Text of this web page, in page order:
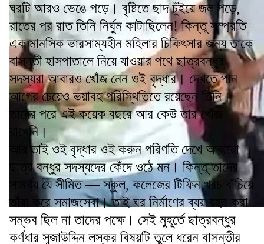
ঘরটি আরও ভেঙে পড়ে। বৃষ্টিতে ছাদ চুঁইয়ে জল পড়ে,
রাতের পর রাত তিনি নির্ঘুম কাটাছিলেন! কিন্তূ সম্প্রতি
এক মানসিক ভারসাম্যহীন মহিলার চিকিৎসার জন্য তাকে
বাসন্তী হাসপাতালে নিয়ে যাওয়ার পথে ছাত্রবন্ধুর
সদস্যরা আবারও খোঁজ নেন ওই বৃদ্ধার। দেখতে পান
আগের চেয়েও ভয়াবহ পরিস্থিতিতে রয়েছেন তিনি।
তাদের পরে এই কয়েক বছরে আর কেউ তার খোঁজ
রাখেনি।
আর তাই ওই বৃদ্ধার ওই করুন পরিণতি দেখে আবারো
ছাত্র বন্ধুর সদস্যদের কেঁদে ওঠে মন। কিন্তূ তাদের
সামর্থ্য যে সীমিত — স্কুল, কলেজের টিফিন খরচ বাঁচিয়ে
তাঁরা করে সমাজসেবা। তাই ঘর নির্মাণের ব্যয় বহন করা
সম্ভব ছিল না তাদের পক্ষে। সেই মুহূর্তে ছাত্রবন্ধুর
কর্ণধার সুজাউদ্দিন লস্কর বিষয়টি তুলে ধরেন বাসন্তীর